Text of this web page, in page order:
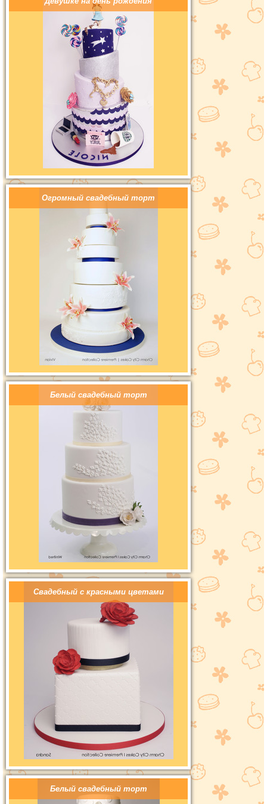
Огромный свадебный торт
Белый свадебный торт
Свадебный с красными цветами
Белый свадебный торт